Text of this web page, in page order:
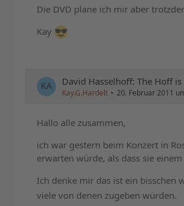
Die DVD plane ich mir aber
Kay
David Hasselhoff: The Hoff
Kay.G.Hardelt 20. Februar 2011
Hallo alle zusammen,
ich war gestern beim Konzert in
erwarten würde, als dass sie
Ich denke mir das ist ein bisschen
viele von denen zugeben würden.